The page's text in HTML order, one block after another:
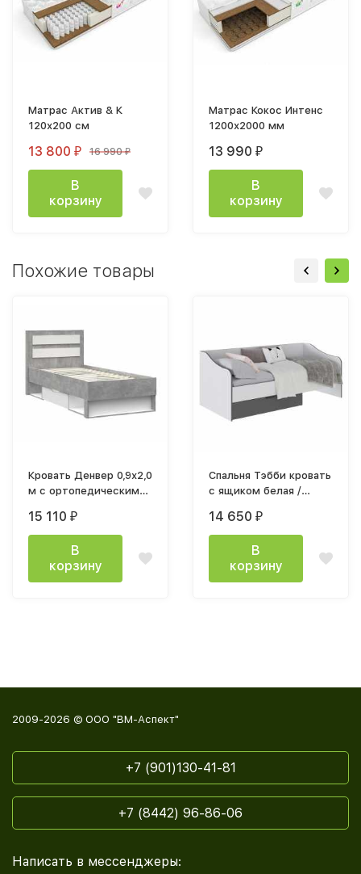
Матрас Актив & К
120х200 см
13 800 ₽ 16 990₽
В
корзину
Матрас Кокос Интенс
1200х2000 мм
13 990 ₽
В
корзину
Похожие товары
Кровать Денвер 0,9х2,0
м с ортопедическим
Ателье светлый /
Белый
15 110 ₽
В
корзину
Спальня Тэбби кровать
с ящиком белая /
14 650 ₽
В
корзину
2009-2026 © ООО "ВМ-Аспект"
+7 (901)130-41-81
+7 (8442) 96-86-06
Написать в мессенджеры: